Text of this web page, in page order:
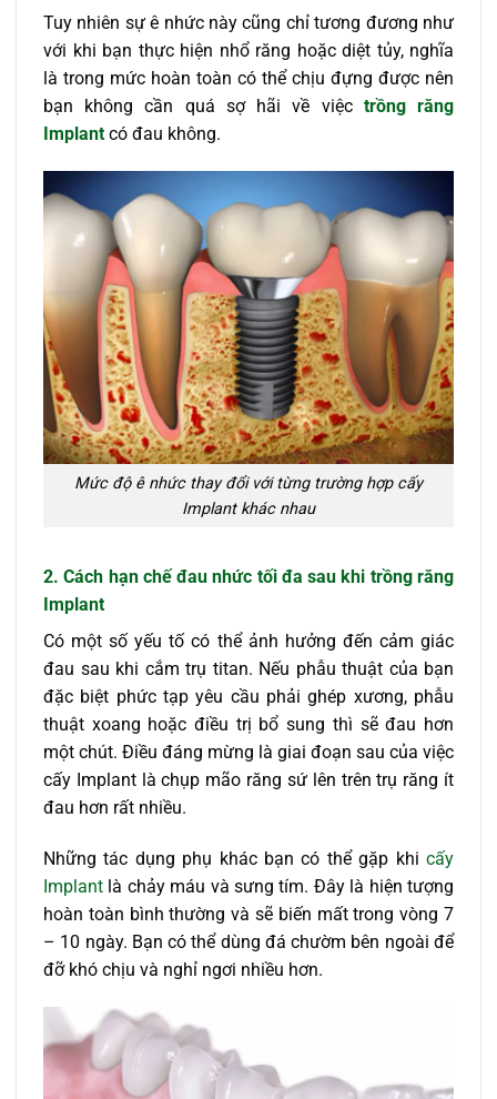
Tuy nhiên sự ê nhức này cũng chỉ tương đương như
với khi bạn thực hiện nhổ răng hoặc diệt tủy, nghĩa
là trong mức hoàn toàn có thể chịu đựng được nên
bạn không cần quá sợ hãi về việctrồng răng
Implant có đau không.
Mức độ ê nhức thay đổi với từng trường hợp cấy
Implant khác nhau
2. Cách hạn chế đau nhức tối đa sau khi trồng răng
Implant
Có một số yếu tố có thể ảnh hưởng đến cảm giác
đau sau khi cắm trụ titan. Nếu phẫu thuật của bạn
đặc biệt phức tạp yêu cầu phải ghép xương, phẫu
thuật xoang hoặc điều trị bổ sung thì sẽ đau hơn
một chút. Điều đáng mừng là giai đoạn sau của việc
cấy Implant là chụp mão răng sứ lên trên trụ răng ít
đau hơn rất nhiều.
Những tác dụng phụ khác bạn có thể gặp khi cấy
Implant là chảy máu và sưng tím. Đây là hiện tượng
hoàn toàn bình thường và sẽ biến mất trong vòng 7
– 10 ngày. Bạn có thể dùng đá chườm bên ngoài để
đỡ khó chịu và nghỉ ngơi nhiều hơn.